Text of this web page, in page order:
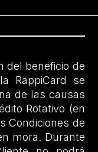
del beneficio de
RappiCard se
de las causas
Rotativo (en
Condiciones de
mora. Durante